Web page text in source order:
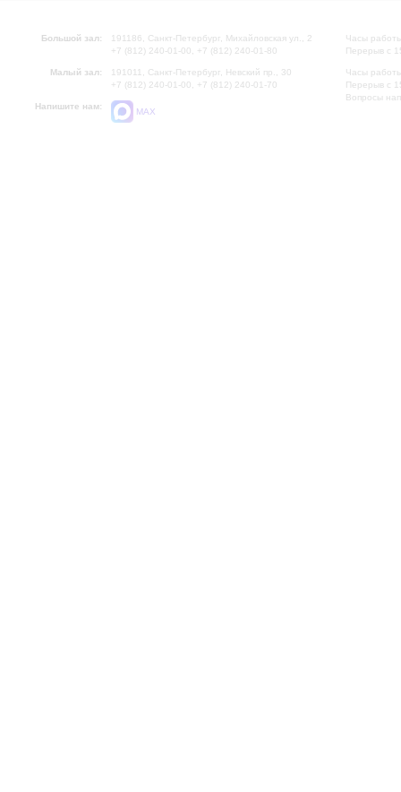
Большой зал:
191186, Санкт-Петербург, Михайловская ул., 2
+7 (812) 240-01-00, +7 (812) 240-01-80
Малый зал:
191011, Санкт-Петербург, Невский пр., 30
+7 (812) 240-01-00, +7 (812) 240-01-70
Напишите нам:
MAX
Часы
Перерыв с
Часы
Перерыв с
Вопросы